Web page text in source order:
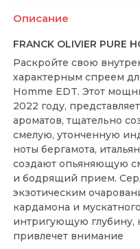
Описание
FRANCK OLIVIER PURE
Раскройте свою
характерным спреем
Homme EDT. Этот
2022 году,
ароматов, тщательно
смелую, утонченную
ноты бергамота,
создают опьяняющую
и бодрящий прием.
экзотическим
кардамона и
интригующую глубину,
привлечет внимание